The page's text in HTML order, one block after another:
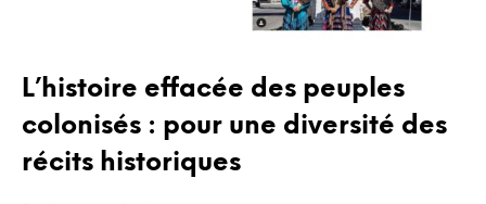
L’histoire effacée des peuples
colonisés : pour une diversité des
récits historiques